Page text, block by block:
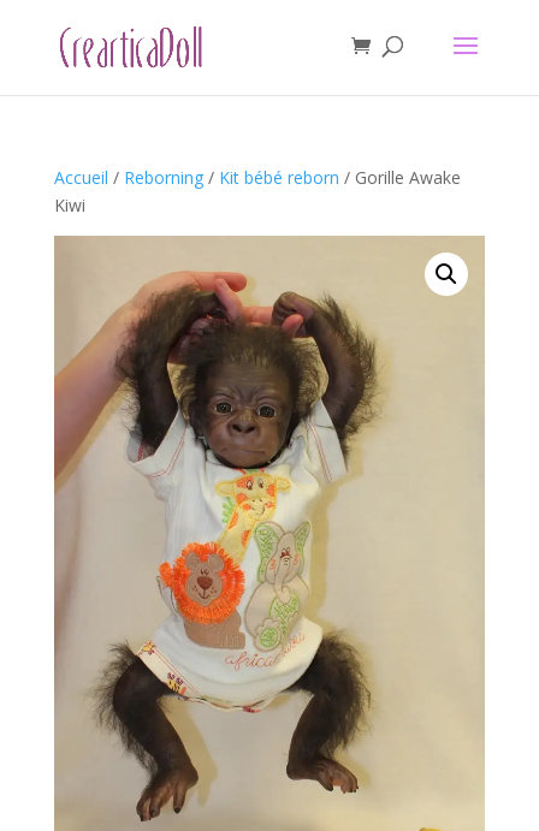
Accueil / Reborning/ Kit bébé reborn / Gorille Awake
Kiwi